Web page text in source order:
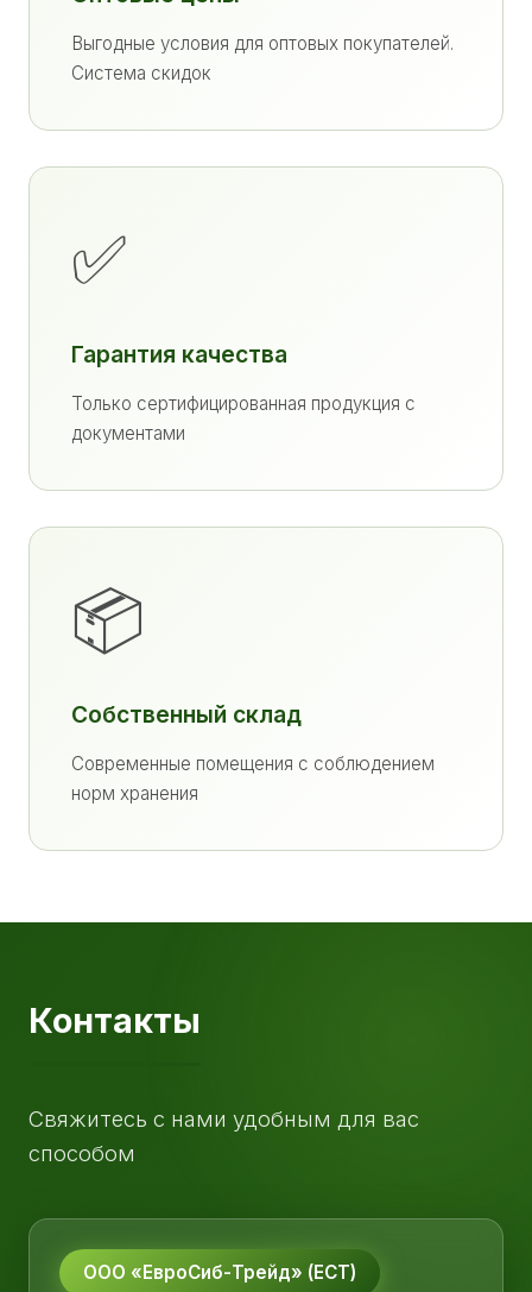
Выгодные условия для оптовых покупателей.
Система скидок
✅
Гарантия качества
Только сертифицированная продукция с
документами
📦
Собственный склад
Современные помещения с соблюдением
норм хранения
Контакты
Свяжитесь с нами удобным для вас
способом
ООО «ЕвроСиб-Трейд» (ЕСТ)